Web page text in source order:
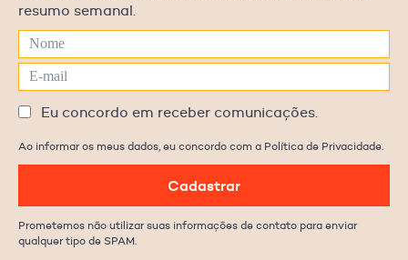
resumo semanal.
Eu concordo em receber comunicações.
Ao informar os meus dados, eu concordo com a Política de Privacidade.
Cadastrar
Prometemos não utilizar suas informações de contato para enviar
qualquer tipo de SPAM.